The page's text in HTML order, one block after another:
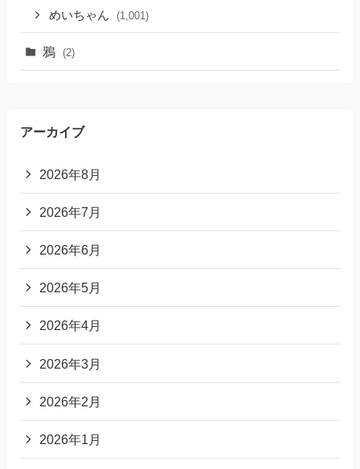
めいちゃん (1,001)
鴉 (2)
アーカイブ
2026年8月
2026年7月
2026年6月
2026年5月
2026年4月
2026年3月
2026年2月
2026年1月